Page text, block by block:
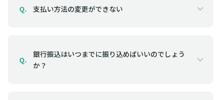
Q. 支払い方法の変更ができない
Q.
銀行振込はいつまでに振り込めばいいのでしょう
か？